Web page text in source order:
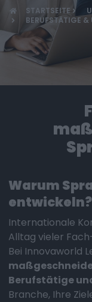
STARTSEITE
BERUFSTÄTIGE &
Warum
entwickeln?
Internationale
Alltag vieler
Bei Innovaworld
Berufstätige
Branche, Ihre